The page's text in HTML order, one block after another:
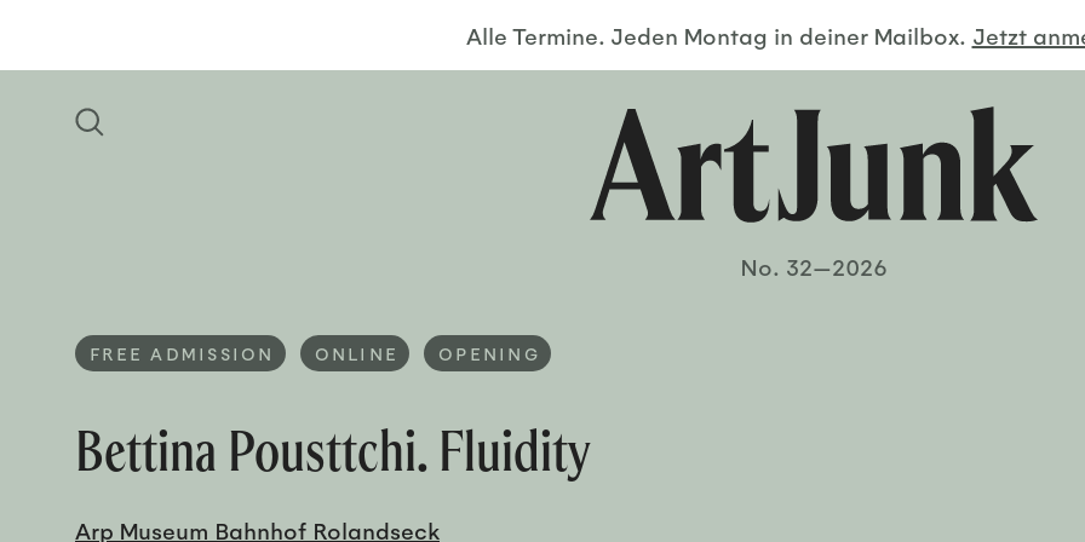
Alle Termine. Jeden Montag in deiner Mailbox. Jetzt
No. 32—2026
FREE ADMISSION ONLINE OPENING
Bettina Pousttchi. Fluidity
Arp Museum Bahnhof Rolandseck